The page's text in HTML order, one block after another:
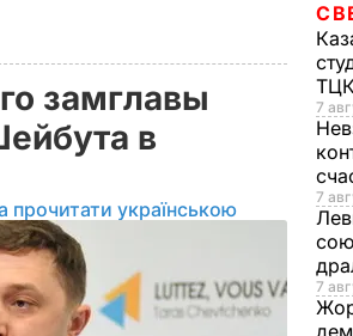
замглавы
в
українською
ТЦК
7
7
7